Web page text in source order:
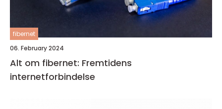
fibernet
06. February 2024
Alt om fibernet: Fremtidens
internetforbindelse